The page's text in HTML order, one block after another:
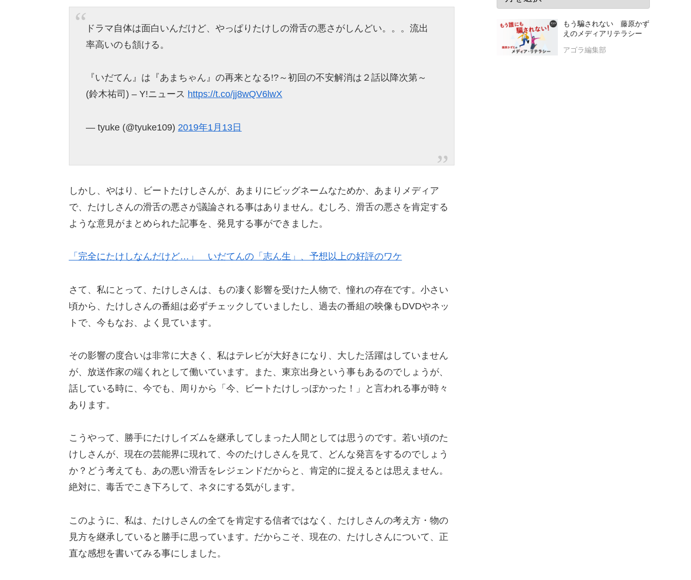
ドラマ自体は面白いんだけど、やっぱりたけしの滑舌の悪さがしんどい。。。流出
率高いのも頷ける。
『いだてん』は『あまちゃん』の再来となる!?～初回の不安解消は２話以降次第～
(鈴木祐司) – Y!ニュース https://t.co/jj8wQV6lwX
— tyuke (@tyuke109) 2019年1月13日
しかし、やはり、ビートたけしさんが、あまりにビッグネームなためか、あまりメディア
で、たけしさんの滑舌の悪さが議論される事はありません。むしろ、滑舌の悪さを肯定する
ような意見がまとめられた記事を、発見する事ができました。
「完全にたけしなんだけど…」 いだてんの「志ん生」、予想以上の好評のワケ
さて、私にとって、たけしさんは、もの凄く影響を受けた人物で、憧れの存在です。小さい
頃から、たけしさんの番組は必ずチェックしていましたし、過去の番組の映像もDVDやネッ
トで、今もなお、よく見ています。
その影響の度合いは非常に大きく、私はテレビが大好きになり、大した活躍はしていません
が、放送作家の端くれとして働いています。また、東京出身という事もあるのでしょうが、
話している時に、今でも、周りから「今、ビートたけしっぽかった！」と言われる事が時々
あります。
こうやって、勝手にたけしイズムを継承してしまった人間としては思うのです。若い頃のた
けしさんが、現在の芸能界に現れて、今のたけしさんを見て、どんな発言をするのでしょう
か？どう考えても、あの悪い滑舌をレジェンドだからと、肯定的に捉えるとは思えません。
絶対に、毒舌でこき下ろして、ネタにする気がします。
このように、私は、たけしさんの全てを肯定する信者ではなく、たけしさんの考え方・物の
見方を継承していると勝手に思っています。だからこそ、現在の、たけしさんについて、正
直な感想を書いてみる事にしました。
もう騙されない 藤原かず
えのメディアリテラシー
アゴラ編集部